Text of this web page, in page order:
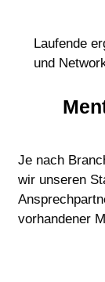
Laufende
und
Je nach
wir unseren
vorhandener